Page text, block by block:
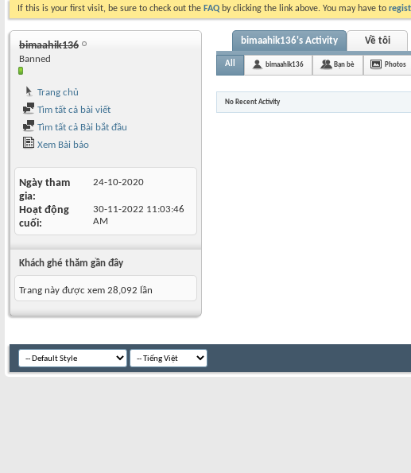
If this is your first visit, be sure to check out the FAQ by clicking the link above. You may have to
bimaahik136
Banned
Trang chủ
Tìm tất cả bài viết
Tìm tất cả Bài bắt đầu
Xem Bài báo
Ngày tham
gia
24-10-2020
Hoạt động
cuối
30-11-2022 11:03:46
AM
Khách ghé thăm gần đây
Trang này được xem 28,092 lần
bimaahik136's Activity Về tôi
All bimaahik136 Bạn bè Photos
No Recent Activity